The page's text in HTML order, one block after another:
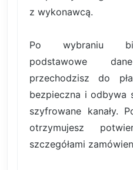
z wykonawcą.
Po wybraniu
podstawowe
przechodzisz do
bezpieczna i odbywa
szyfrowane kanały.
otrzymujesz
szczegółami